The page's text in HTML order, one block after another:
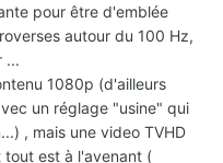
pour être d'emblée
autour du 100 Hz,
...
1080p (d'ailleurs
un réglage "usine" qui
, mais une video TVHD
tout est à l'avenant (